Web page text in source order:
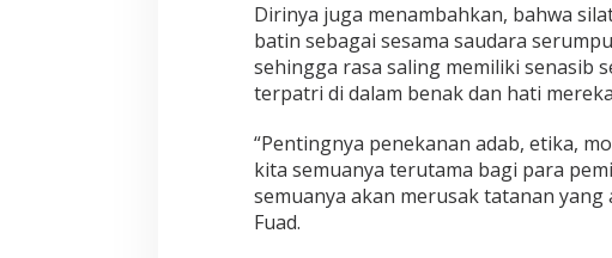
Dirinya juga menambahkan, bahwa
batin sebagai sesama saudara
sehingga rasa saling memiliki senasib
terpatri di dalam benak dan hati
“Pentingnya penekanan adab, etika,
kita semuanya terutama bagi para
semuanya akan merusak tatanan yang
Fuad.